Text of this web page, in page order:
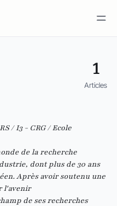
1
Articles
/ I3 - CRG / Ecole
de la recherche
dont plus de 30 ans
Après avoir soutenu une
l'avenir
de ses recherches